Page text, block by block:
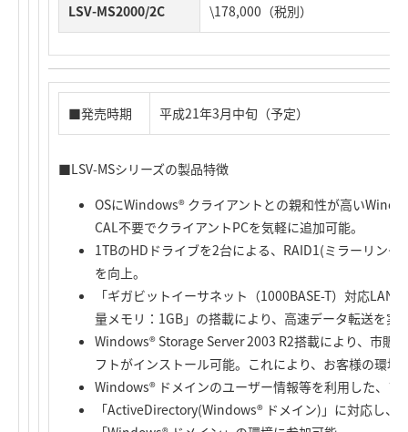
LSV-MS2000/2C \178,000（税別）
■発売時期 平成21年3月中旬（予定）
■LSV-MSシリーズの製品特徴
OSにWindows® クライアントとの親和性が高い
CAL不要でクライアントPCを気軽に追加可能。
1TBのHDドライブを2台による、RAID1(ミラーリン
を向上。
「ギガビットイーサネット（1000BASE-T）対応LAN
量メモリ：1GB」の搭載により、高速データ転送を実
Windows® Storage Server 2003 R2搭載により、市販
フトがインストール可能。これにより、お客様の環境
Windows® ドメインのユーザー情報等を利用した、ア
「ActiveDirectory(Windows® ドメイン)」に対応し、